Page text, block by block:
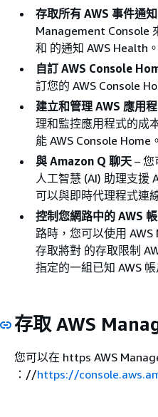
存取所有 AWS 事件通知
Management Console
和 的通知 AWS Health。
自訂 AWS Console
訂您的 AWS Console
建立和管理 AWS 應用
理和監控應用程式的成
能 AWS Console Home。
與 Amazon Q 聊天 – 您
人工智慧 (AI) 助理支援
可以與即時代理程式連
控制您網路中的 AWS
路時，您可以使用
存取將對 的存取限制
指定的一組已知 AWS 帳
存取 AWS
您可以在 https AWS
：//https://